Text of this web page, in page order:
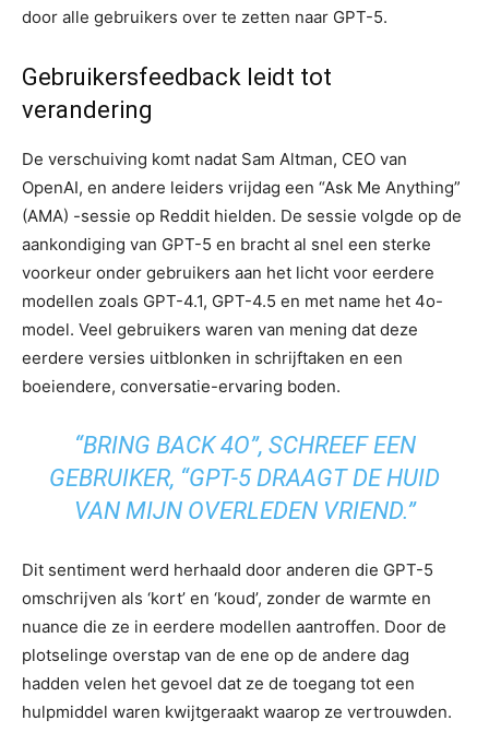
door alle gebruikers over te zetten naar GPT-5.
Gebruikersfeedback leidt tot
verandering
De verschuiving komt nadat Sam Altman, CEO van
OpenAI, en andere leiders vrijdag een “Ask Me Anything”
(AMA) -sessie op Reddit hielden. De sessie volgde op de
aankondiging van GPT-5 en bracht al snel een sterke
voorkeur onder gebruikers aan het licht voor eerdere
modellen zoals GPT-4.1, GPT-4.5 en met name het 4o-
model. Veel gebruikers waren van mening dat deze
eerdere versies uitblonken in schrijftaken en een
boeiendere, conversatie-ervaring boden.
“BRING BACK 4O”, SCHREEF EEN
GEBRUIKER, “GPT-5 DRAAGT ​​DE HUID
VAN MIJN OVERLEDEN VRIEND.”
Dit sentiment werd herhaald door anderen die GPT-5
omschrijven als ‘kort’ en ‘koud’, zonder de warmte en
nuance die ze in eerdere modellen aantroffen. Door de
plotselinge overstap van de ene op de andere dag
hadden velen het gevoel dat ze de toegang tot een
hulpmiddel waren kwijtgeraakt waarop ze vertrouwden.